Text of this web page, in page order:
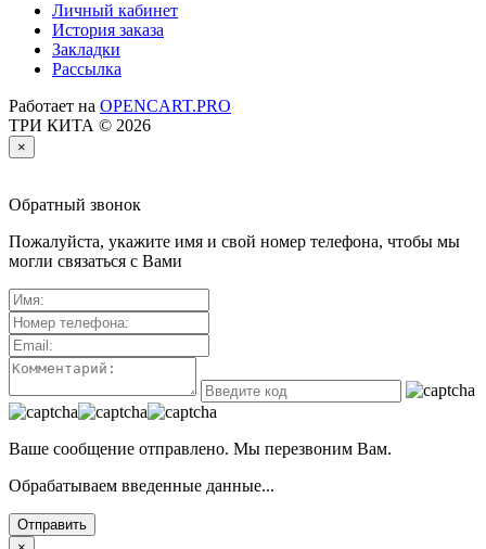
Личный кабинет
История заказа
Закладки
Рассылка
Работает на OPENCART.PRO
ТРИ КИТА © 2026
×
Обратный звонок
Пожалуйста, укажите имя и свой номер телефона, чтобы мы
могли связаться с Вами
Ваше сообщение отправлено. Мы перезвоним Вам.
Обрабатываем введенные данные...
Отправить